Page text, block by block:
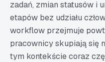
zadań, zmian statusów i
etapów bez udziału
workflow przejmuje
pracownicy skupiają się
tym kontekście coraz